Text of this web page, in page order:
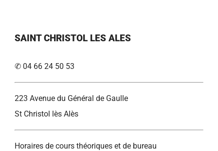
SAINT CHRISTOL LES ALES
✆ 04 66 24 50 53
223 Avenue du Général de Gaulle
St Christol lès Alès
Horaires de cours théoriques et de bureau